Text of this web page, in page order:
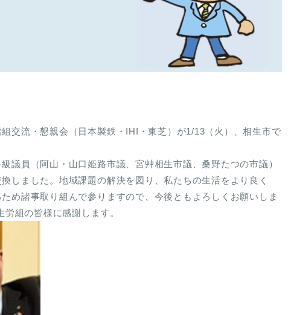
交流・懇親会（日本製鉄・IHI・東芝）が1/13（火）、相生市で
議員（阿山・山口姫路市議、宮艸相生市議、桑野たつの市議）
しました。地域課題の解決を図り、私たちの生活をより良く
め諸事取り組んで参りますので、今後ともよろしくお願いしま
組の皆様に感謝します。